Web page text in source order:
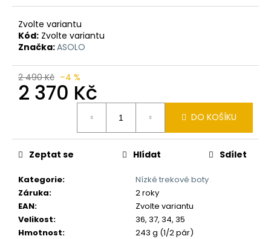
Zvolte variantu
Kód: Zvolte variantu
Značka:ASOLO
2 490 Kč –4 %
2 370 Kč
DO KOŠÍKU
Kategorie:
Nízké trekové boty
Záruka:
2 roky
EAN:
Zvolte variantu
Velikost:
36, 37, 34, 35
Hmotnost:
243 g (1/2 pár)
Zeptat se Hlídat Sdílet
u
č
u
e
m